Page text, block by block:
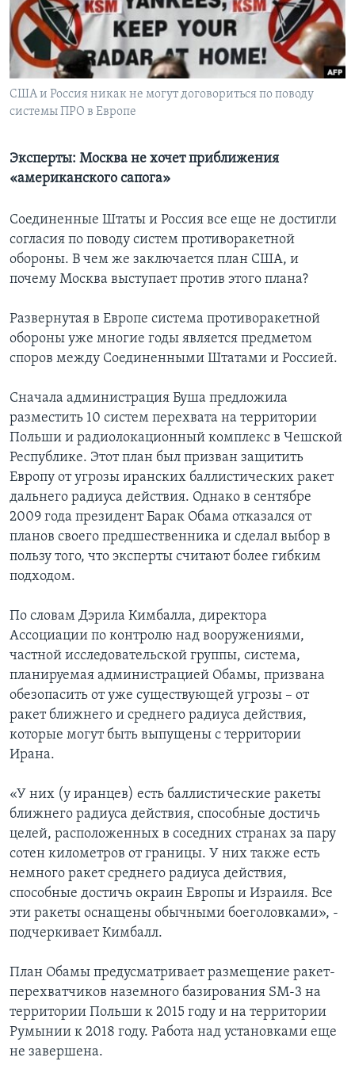
Learning English
СОЦИАЛЬНЫЕ СЕТИ
США и Россия никак не могут договориться по поводу
системы ПРО в Европе
Эксперты: Москва не хочет приближения
«американского сапога»
Соединенные Штаты и Россия все еще не достигли
согласия по поводу систем противоракетной
обороны. В чем же заключается план США, и
почему Москва выступает против этого плана?
Развернутая в Европе система противоракетной
обороны уже многие годы является предметом
споров между Соединенными Штатами и Россией.
Сначала администрация Буша предложила
разместить 10 систем перехвата на территории
Польши и радиолокационный комплекс в Чешской
Республике. Этот план был призван защитить
Европу от угрозы иранских баллистических ракет
дальнего радиуса действия. Однако в сентябре
2009 года президент Барак Обама отказался от
планов своего предшественника и сделал выбор в
пользу того, что эксперты считают более гибким
подходом.
По словам Дэрила Кимбалла, директора
Ассоциации по контролю над вооружениями,
частной исследовательской группы, система,
планируемая администрацией Обамы, призвана
обезопасить от уже существующей угрозы – от
ракет ближнего и среднего радиуса действия,
которые могут быть выпущены с территории
Ирана.
«У них (у иранцев) есть баллистические ракеты
ближнего радиуса действия, способные достичь
целей, расположенных в соседних странах за пару
сотен километров от границы. У них также есть
немного ракет среднего радиуса действия,
способные достичь окраин Европы и Израиля. Все
эти ракеты оснащены обычными боеголовками», -
подчеркивает Кимбалл.
План Обамы предусматривает размещение ракет-
перехватчиков наземного базирования SM-3 на
территории Польши к 2015 году и на территории
Румынии к 2018 году. Работа над установками еще
не завершена.